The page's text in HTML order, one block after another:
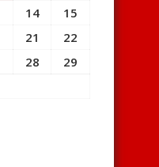
14
15
21
22
28
29